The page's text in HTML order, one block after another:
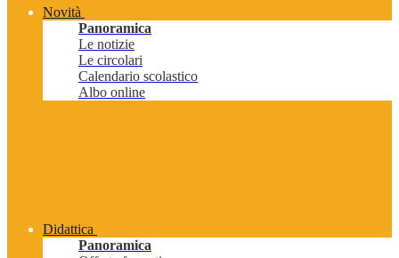
Novità
Panoramica
Le notizie
Le circolari
Calendario scolastico
Albo online
Didattica
Panoramica